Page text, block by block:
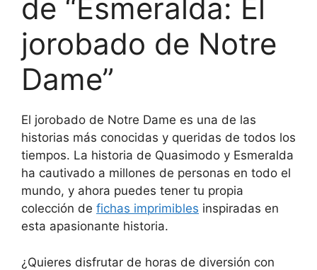
de “Esmeralda: El
jorobado de Notre
Dame”
El jorobado de Notre Dame es una de las
historias más conocidas y queridas de todos los
tiempos. La historia de Quasimodo y Esmeralda
ha cautivado a millones de personas en todo el
mundo, y ahora puedes tener tu propia
colección de fichas imprimibles inspiradas en
esta apasionante historia.
¿Quieres disfrutar de horas de diversión con